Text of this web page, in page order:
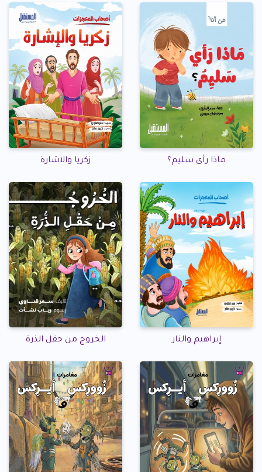
ماذا رأى سليم؟ زكريا والاشارة
إبراهيم والنار الخروج من حقل الذرة